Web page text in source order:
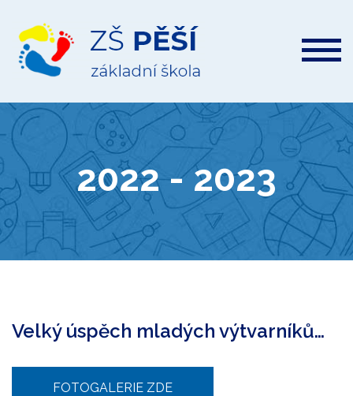
ZŠ
Pěší
2022 - 2023
Velký úspěch mladých výtvarníků…
FOTOGALERIE ZDE